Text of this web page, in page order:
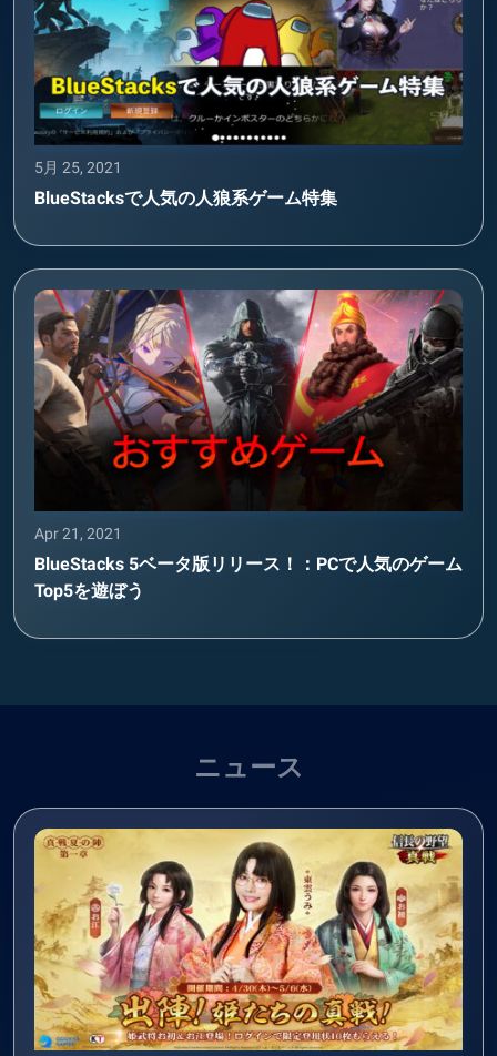
5月 25, 2021
BlueStacksで人気の人狼系ゲーム特集
Apr 21, 2021
BlueStacks 5ベータ版リリース！：PCで人気のゲーム
Top5を遊ぼう
ニュース